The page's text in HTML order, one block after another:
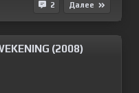
2 Далее
(2008)